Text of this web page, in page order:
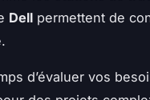
Dell permettent de
d’évaluer vos